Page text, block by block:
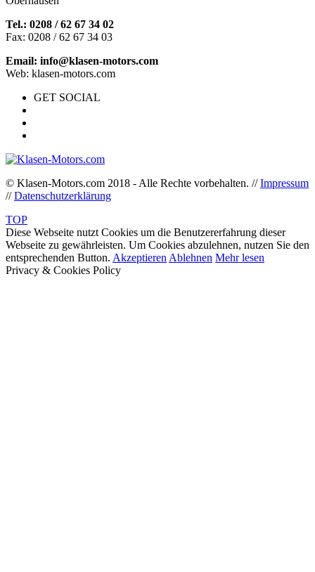
Tel.: 0208 / 62 67 34 02
Fax: 0208 / 62 67 34 03
Email: info@klasen-motors.com
Web: klasen-motors.com
GET SOCIAL
© Klasen-Motors.com 2018 - Alle Rechte vorbehalten. //Impressum
//Datenschutzerklärung
TOP
Diese Webseite nutzt Cookies um die Benutzererfahrung dieser
Webseite zu gewährleisten. Um Cookies abzulehnen, nutzen Sie den
entsprechenden Button. Akzeptieren Ablehnen Mehr lesen
Privacy & Cookies Policy